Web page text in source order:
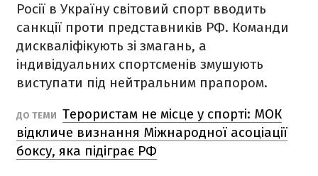
Росії в Україну світовий спорт вводить
санкції проти представників РФ. Команди
дискваліфікують зі змагань, а
індивідуальних спортсменів змушують
виступати під нейтральним прапором.
ДО ТЕМИ Терористам не місце у спорті: МОК
відкличе визнання Міжнародної асоціації
боксу, яка підіграє РФ